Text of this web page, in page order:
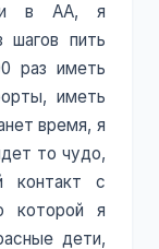
в АА, я
шагов пить
раз иметь
иметь
время, я
то чудо,
контакт с
которой я
дети,